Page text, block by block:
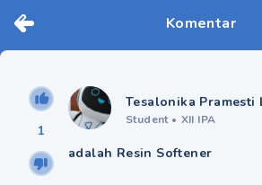
Komentar
1
Tesalonika Pramesti
Student • XII IPA
adalah Resin Softener